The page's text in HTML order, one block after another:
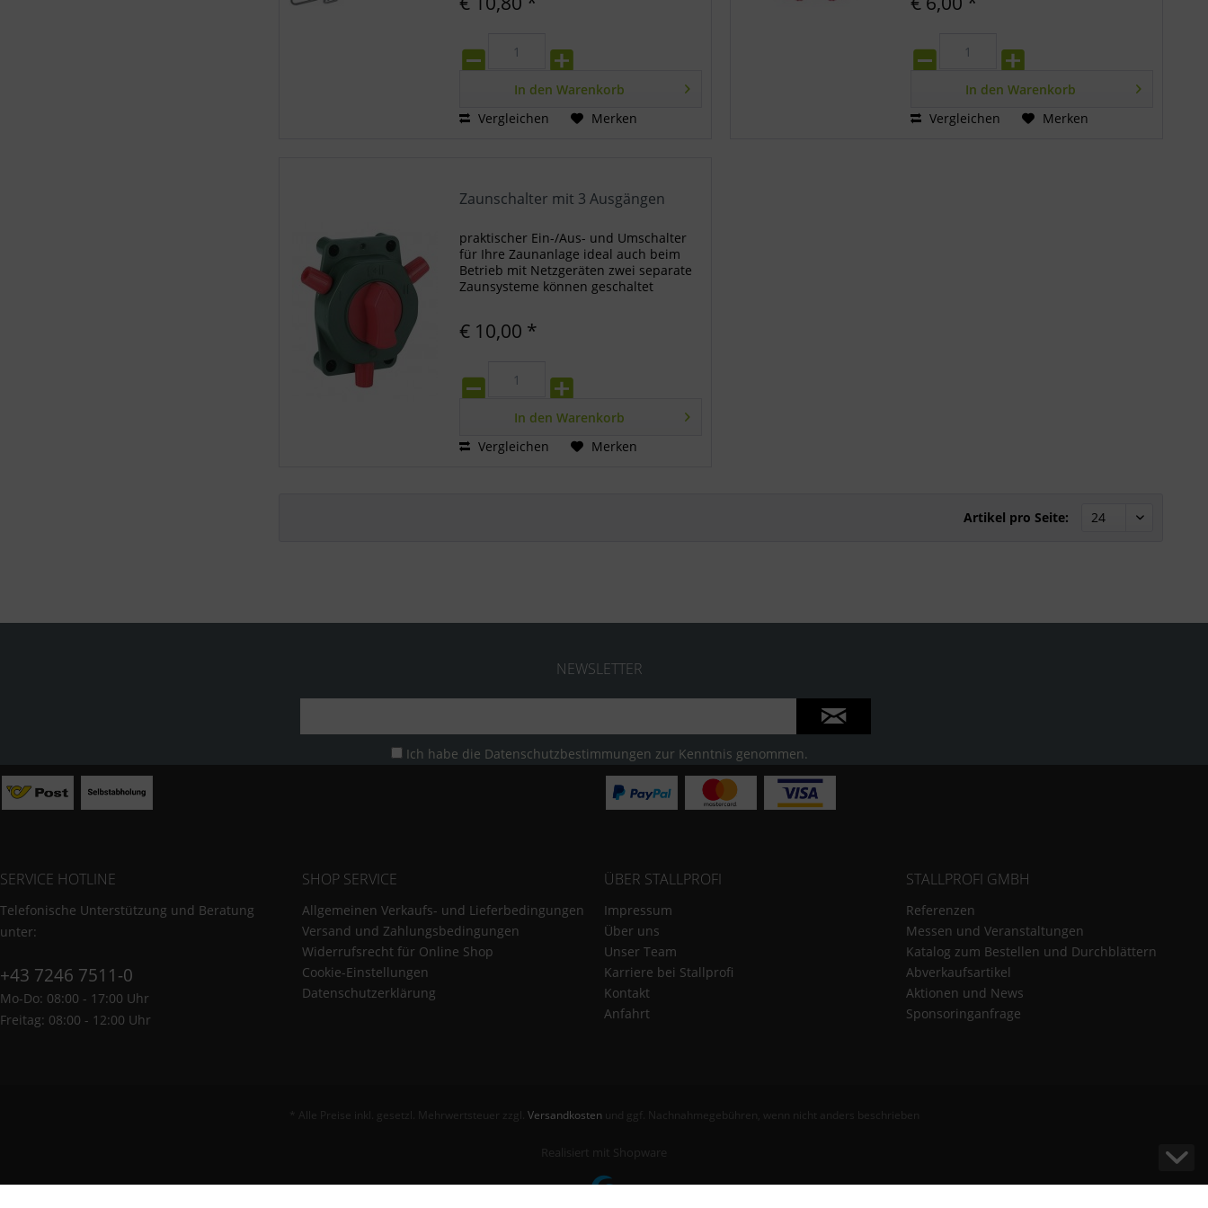
In den Warenkorb
Vergleichen
Merken
In den Warenkorb
Vergleichen
Merken
Zaunschalter mit 3 Ausgängen
praktischer Ein-/Aus- und Umschalter
für Ihre Zaunanlage ideal auch beim
Betrieb mit Netzgeräten zwei separate
Zaunsysteme können geschaltet
gemeinsam 0 = Aus
€ 10,00 *
In den Warenkorb
Vergleichen
Merken
Artikel pro Seite:
NEWSLETTER
Ich habe die Datenschutzbestimmungen zur Kenntnis genommen.
SERVICE HOTLINE
Telefonische Unterstützung und Beratung
unter:
+43 7246 7511-0
Mo-Do: 08:00 - 17:00 Uhr
Freitag: 08:00 - 12:00 Uhr
SHOP SERVICE
Allgemeinen Verkaufs- und Lieferbedingungen
Versand und Zahlungsbedingungen
Widerrufsrecht für Online Shop
Cookie-Einstellungen
Datenschutzerklärung
ÜBER STALLPROFI
Impressum
Über uns
Unser Team
Karriere bei Stallprofi
Kontakt
Anfahrt
STALLPROFI GMBH
Referenzen
Messen und Veranstaltungen
Katalog zum Bestellen und Durchblättern
Abverkaufsartikel
Aktionen und News
Sponsoringanfrage
* Alle Preise inkl. gesetzl. Mehrwertsteuer zzgl. Versandkostenund ggf. Nachnahmegebühren, wenn nicht anders beschrieben
Realisiert mit Shopware